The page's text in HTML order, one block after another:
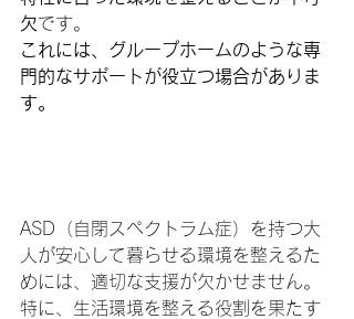
欠です。
これには、グループホームのような専
門的なサポートが役立つ場合がありま
す。
ASD（自閉スペクトラム症）を持つ大
人が安心して暮らせる環境を整えるた
めには、適切な支援が欠かせません。
特に、生活環境を整える役割を果たす